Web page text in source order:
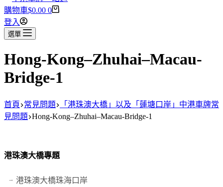
購物車$0.00 0
登入
選單
Hong-Kong–Zhuhai–Macau-
Bridge-1
首頁 常見問題
「港珠澳大橋」以及「蓮塘口岸」中港車牌常
見問題 Hong-Kong–Zhuhai–Macau-Bridge-1
港珠澳大橋專題
港珠澳大橋珠海口岸